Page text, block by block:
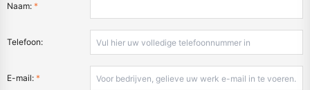
Naam: *
Telefoon:
E-mail: *